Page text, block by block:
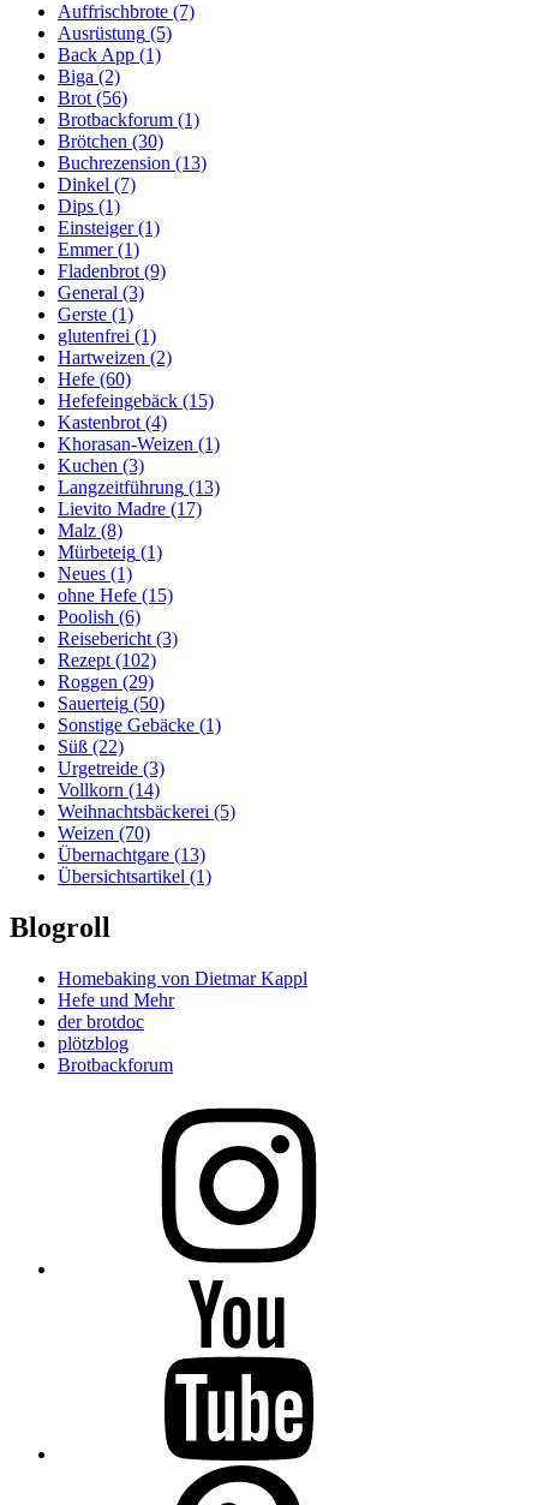
Auffrischbrote (7)
Ausrüstung (5)
Back App (1)
Biga (2)
Brot (56)
Brotbackforum (1)
Brötchen (30)
Buchrezension (13)
Dinkel (7)
Dips (1)
Einsteiger(1)
Emmer(1)
Fladenbrot (9)
General (3)
Gerste (1)
glutenfrei (1)
Hartweizen (2)
Hefe (60)
Hefefeingebäck (15)
Kastenbrot (4)
Khorasan-Weizen (1)
Kuchen (3)
Langzeitführung (13)
Lievito Madre (17)
Malz (8)
Mürbeteig (1)
Neues (1)
ohne Hefe (15)
Poolish (6)
Reisebericht (3)
Rezept (102)
Roggen (29)
Sauerteig (50)
Sonstige Gebäcke (1)
Süß (22)
Urgetreide (3)
Vollkorn (14)
Weihnachtsbäckerei (5)
Weizen (70)
Übernachtgare (13)
Übersichtsartikel (1)
Blogroll
Homebaking von Dietmar Kappl
Hefe und Mehr
der brotdoc
plötzblog
Brotbackforum